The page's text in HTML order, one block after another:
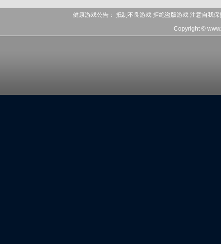
健康游戏公告： 抵制不良游戏 拒绝盗版游戏 注意自我
Copyright ©